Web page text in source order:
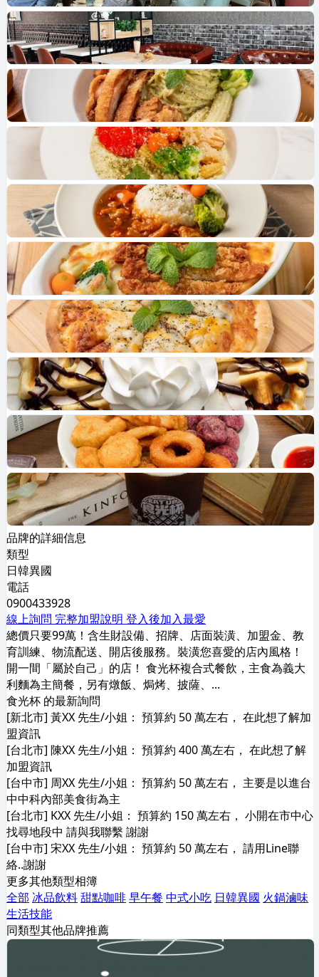
品牌的詳細信息
類型
日韓異國
電話
0900433928
線上詢問 完整加盟說明 登入後加入最愛
總價只要99萬！含生財設備、招牌、店面裝潢、加盟金、教
育訓練、物流配送、開店後服務。裝潢您喜愛的店內風格！
開一間「屬於自己」的店！ 食光杯複合式餐飲，主食為義大
利麵為主簡餐，另有燉飯、焗烤、披薩、...
食光杯 的最新詢問
[新北市] 黃XX 先生/小姐： 預算約 50 萬左右， 在此想了解加
盟資訊
[台北市] 陳XX 先生/小姐： 預算約 400 萬左右， 在此想了解
加盟資訊
[台中市] 周XX 先生/小姐： 預算約 50 萬左右， 主要是以進台
中中科內部美食街為主
[台北市] KXX 先生/小姐： 預算約 150 萬左右， 小開在市中心
找尋地段中 請與我聯繫 謝謝
[台中市] 宋XX 先生/小姐： 預算約 50 萬左右， 請用Line聯
絡..謝謝
更多其他類型相簿
全部 冰品飲料甜點咖啡早午餐 中式小吃 日韓異國 火鍋滷味
生活技能
同類型其他品牌推薦